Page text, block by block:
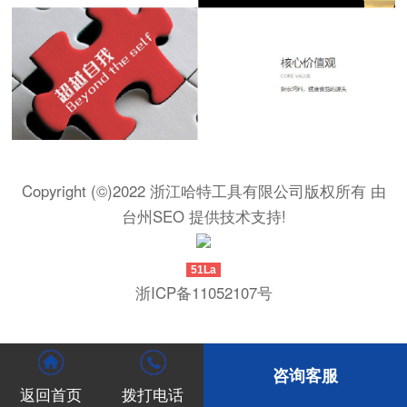
Copyright (©)2022 浙江哈特工具有限公司版权所有 由
台州SEO提供技术支持!
51La
浙ICP备11052107号
返回首页 拨打电话
咨询客服